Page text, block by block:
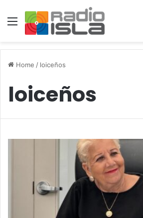
Menu
Home / loiceños
loiceños